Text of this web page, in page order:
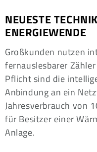
NEUESTE
ENERGIEWENDE
Großkunden nutzen
fernauslesbarer
Pflicht sind die
Anbindung an ein
Jahresverbrauch von
für Besitzer einer
Anlage.